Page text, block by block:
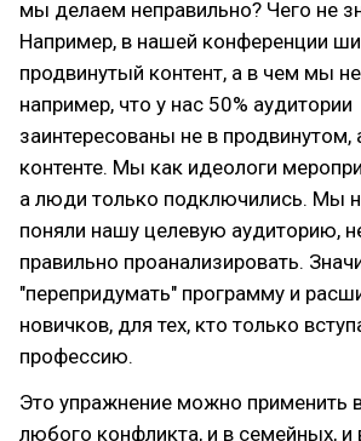
мы делаем неправильно? Чего не
Например, в нашей конференции
продвинутый контент, а в чем мы
например, что у нас 50% аудитории
заинтересованы не в продвинутом,
контенте. Мы как идеологи
а люди только подключились. Мы
поняли нашу целевую аудиторию,
правильно проанализировать.
"перепридумать" программу и
новичков, для тех, кто только
профессию.
Это упражнение можно применить
любого конфликта, и в семейных, и